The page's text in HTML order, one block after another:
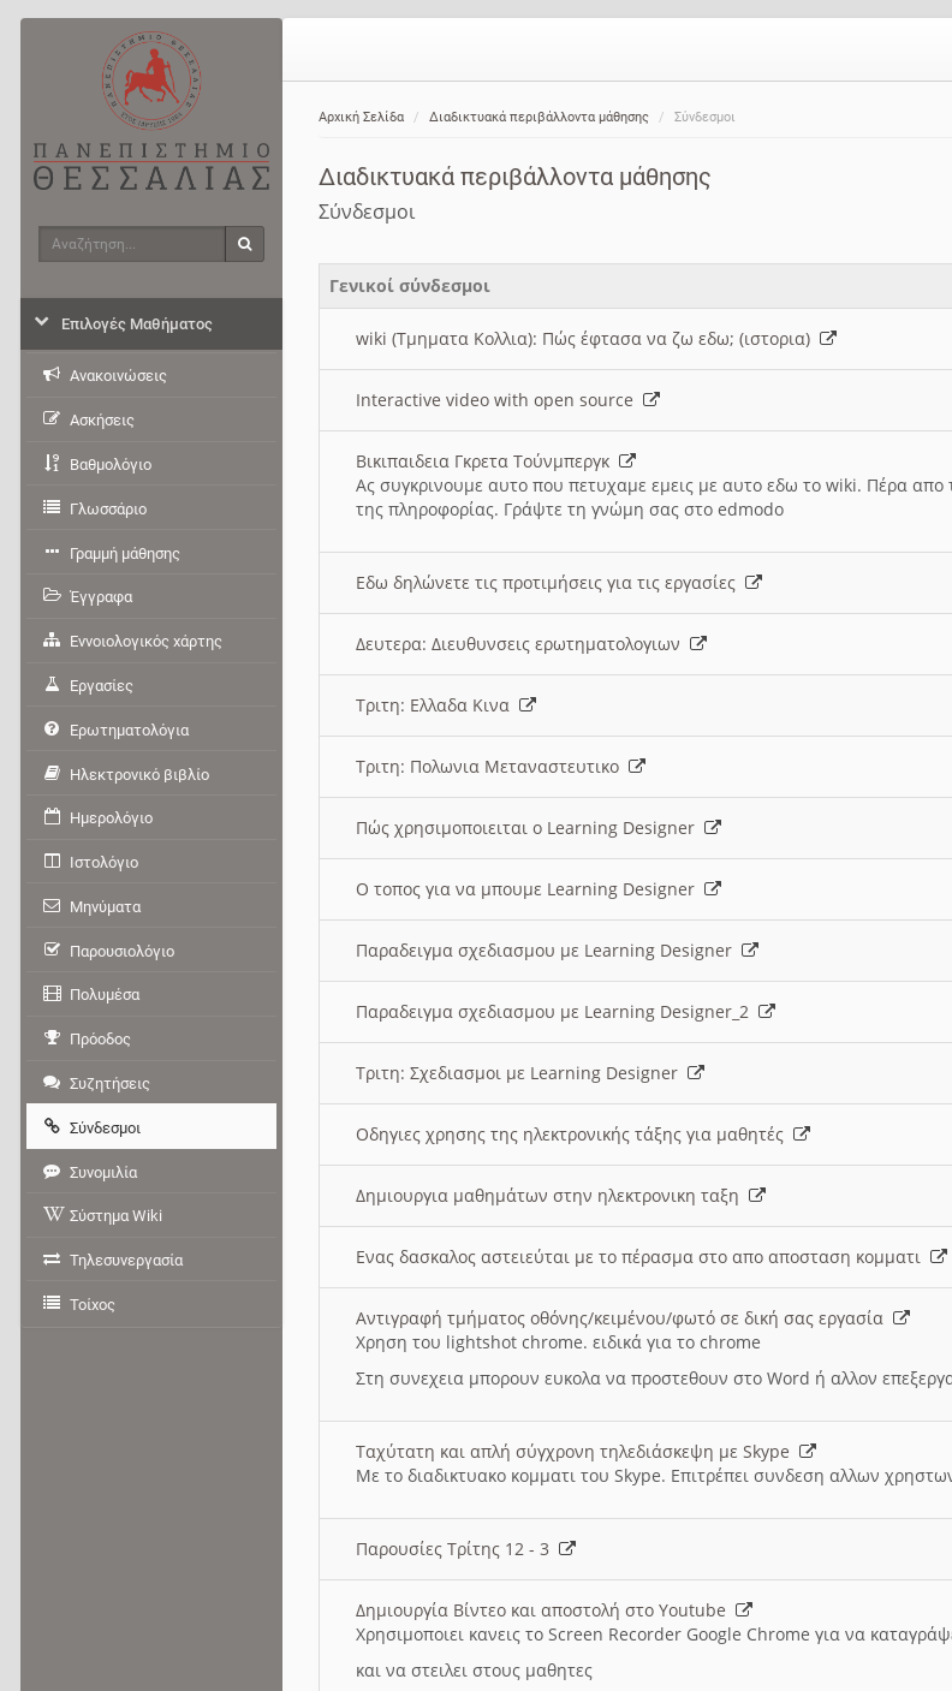
Αρχική Σελίδα Διαδικτυακά περιβάλλοντα μάθησης Σύνδεσμοι
Διαδικτυακά περιβάλλοντα μάθησης
Σύνδεσμοι
Γενικοί σύνδεσμοι
wiki (Τμηματα Κολλια): Πώς έφτασα να ζω εδω; (ιστορια)
Interactive video with open source
Βικιπαιδεια Γκρετα Τούνμπεργκ
Ας συγκρινουμε αυτο που πετυχαμε εμεις με αυτο εδω το wiki. Πέρα
της πληροφορίας. Γράψτε τη γνώμη σας στο edmodo
Εδω δηλώνετε τις προτιμήσεις για τις εργασίες
Δευτερα: Διευθυνσεις ερωτηματολογιων
Τριτη: Ελλαδα Κινα
Τριτη: Πολωνια Μεταναστευτικο
Πώς χρησιμοποιειται ο Learning Designer
O τοπος για να μπουμε Learning Designer
Παραδειγμα σχεδιασμου με Learning Designer
Παραδειγμα σχεδιασμου με Learning Designer_2
Τριτη: Σχεδιασμοι με Learning Designer
Οδηγιες χρησης της ηλεκτρονικής τάξης για μαθητές
Δημιουργια μαθημάτων στην ηλεκτρονικη ταξη
Ενας δασκαλος αστειεύται με το πέρασμα στο απο αποσταση κομματι
Αντιγραφή τμήματος οθόνης/κειμένου/φωτό σε δική σας εργασία
Χρηση του lightshot chrome. ειδικά για το chrome
Στη συνεχεια μπορουν ευκολα να προστεθουν στο Word ή αλλον
Ταχύτατη και απλή σύγχρονη τηλεδιάσκεψη με Skype
Με το διαδικτυακο κομματι του Skype. Επιτρέπει συνδεση αλλων
Παρουσίες Τρίτης 12 - 3
Δημιουργία Βίντεο και αποστολή στο Youtube
Χρησιμοποιει κανεις το Screen Recorder Google Chrome για να
και να στειλει στους μαθητες
Αναζήτηση
Επιλογές Μαθήματος
Ανακοινώσεις
Ασκήσεις
Βαθμολόγιο
Γλωσσάριο
Γραμμή μάθησης
Έγγραφα
Εννοιολογικός χάρτης
Εργασίες
Ερωτηματολόγια
Ηλεκτρονικό βιβλίο
Ημερολόγιο
Ιστολόγιο
Μηνύματα
Παρουσιολόγιο
Πολυμέσα
Πρόοδος
Συζητήσεις
Σύνδεσμοι
Συνομιλία
Σύστημα Wiki
Τηλεσυνεργασία
Τοίχος